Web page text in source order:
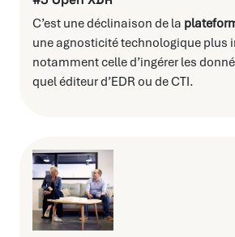
C’est une déclinaison de la
une agnosticité technologique plus
notamment celle d’ingérer les
quel éditeur d’EDR ou de CTI.